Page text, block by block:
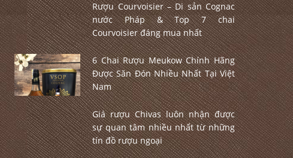
Rượu Courvoisier – Di sản Cognac
nước Pháp & Top 7 chai
Courvoisier đáng mua nhất
6 Chai Rượu Meukow Chính Hãng
Được Săn Đón Nhiều Nhất Tại Việt
Nam
Giá rượu Chivas luôn nhận được
sự quan tâm nhiều nhất từ những
tín đồ rượu ngoại